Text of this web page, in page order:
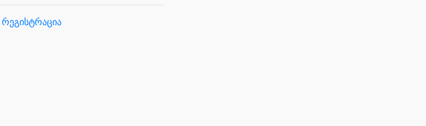
რეგისტრაცია